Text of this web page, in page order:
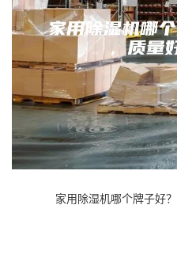
家用除湿机哪个牌子好